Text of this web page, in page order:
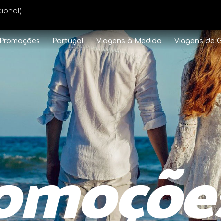
Portugal Viagens à Medida Viagens de